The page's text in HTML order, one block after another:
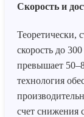
Скорость и
Теоретически,
скорость до
превышает
технология
счет снижения